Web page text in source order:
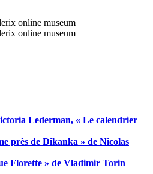
Lederman, « Le calendrier
près de Dikanka » de Nicolas
Florette » de Vladimir Torin